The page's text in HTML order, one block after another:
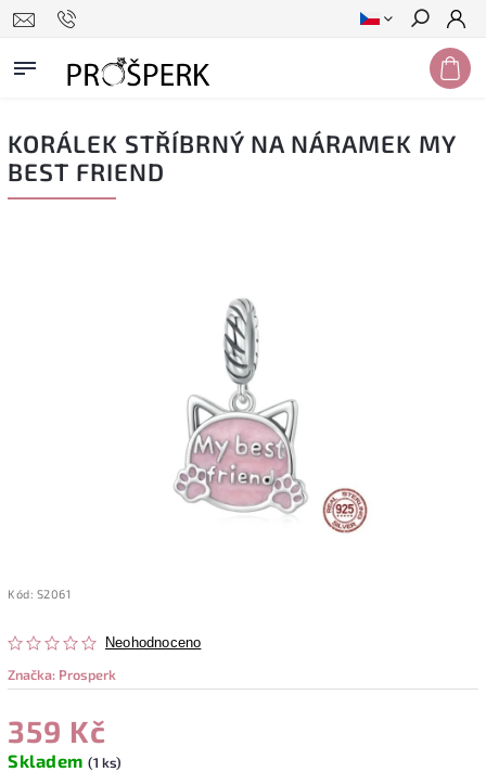
Hledat
KORÁLEK STŘÍBRNÝ NA NÁRAMEK MY
BEST FRIEND
Kód: S2061
Neohodnoceno
Značka: Prosperk
359 Kč
Skladem (1 ks)